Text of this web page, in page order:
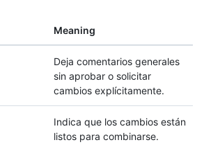
Meaning
Deja comentarios generales
sin aprobar o solicitar
cambios explícitamente.
Indica que los cambios están
listos para combinarse.